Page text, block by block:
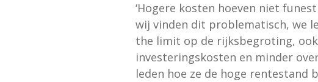
‘Hogere kosten hoeven niet
wij vinden dit problematisch, we
the limit op de rijksbegroting,
investeringskosten en minder
leden hoe ze de hoge rentestand